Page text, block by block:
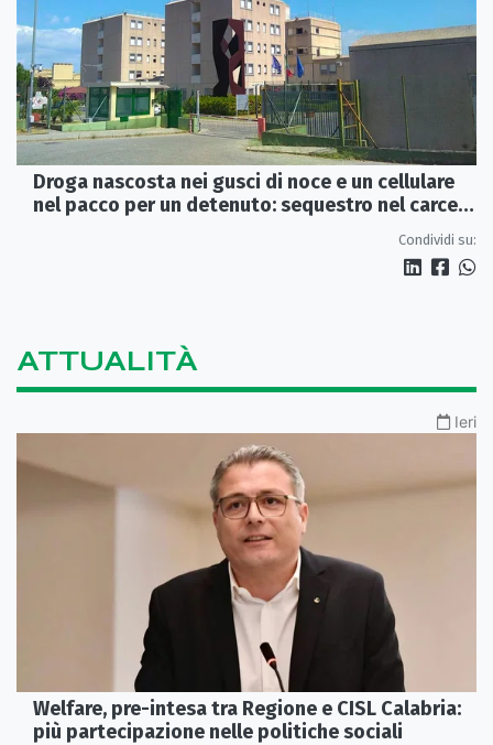
Droga nascosta nei gusci di noce e un cellulare
nel pacco per un detenuto: sequestro nel carcere
Condividi su:
ATTUALITÀ
Ieri
Welfare, pre-intesa tra Regione e CISL Calabria:
più partecipazione nelle politiche sociali